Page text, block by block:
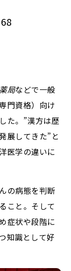
薬局などで一般
資格） 向け
た。”漢方は歴
展してきた”と
医学の違いに
の病態を判断
こと。そして
症状や段階に
知識として好